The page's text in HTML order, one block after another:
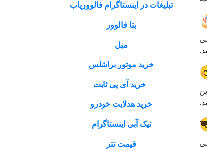
تبلیغات در اینستاگرام فالووریاب
بتا فالوور
مبل
خرید موتور براشلس
خرید آی پی ثابت
خرید هدلایت خودرو
تیک آبی اینستاگرام
قیمت تتر